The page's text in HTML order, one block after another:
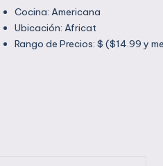
Restaurant.
Cocina: Americana
Ubicación: Africat
Rango de Precios: $ ($14.99 y